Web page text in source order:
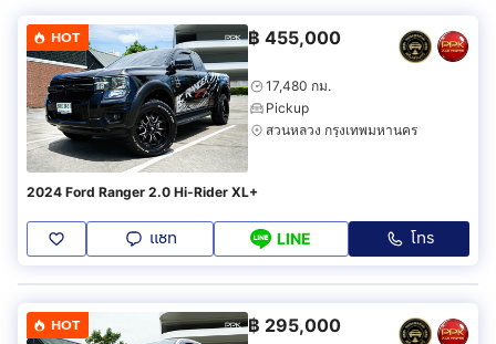
HOT ฿ 455,000
17,480 กม.
Pickup
สวนหลวง กรุงเทพมหานคร
2024 Ford Ranger 2.0 Hi-Rider XL+
แชท LINE โทร
HOT ฿ 295,000